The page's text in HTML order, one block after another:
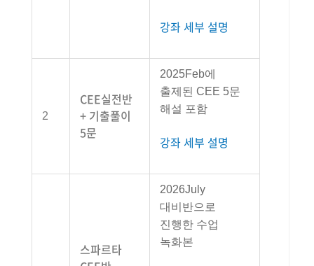
강좌 세부 설명
2
CEE실전반
+ 기출풀이
5문
2025Feb에
출제된 CEE 5문
해설 포함
강좌 세부 설명
스파르타
2026July
대비반으로
진행한 수업
녹화본